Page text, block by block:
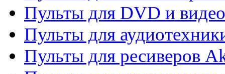
Пульты для DVD и
Пульты для
Пульты для ресиверов